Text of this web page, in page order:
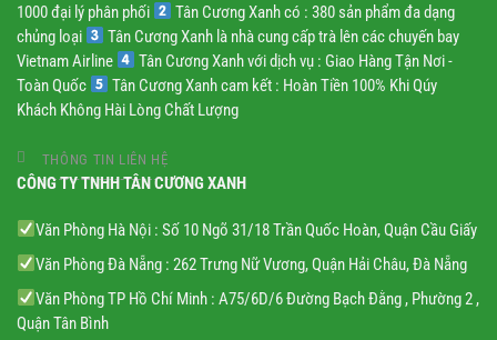
1000 đại lý phân phối
Tân Cương Xanh có : 380 sản phẩm đa dạng
chủng loại
Tân Cương Xanh là nhà cung cấp trà lên các chuyến bay
Vietnam Airline
Tân Cương Xanh với dịch vụ : Giao Hàng Tận Nơi -
Toàn Quốc
Tân Cương Xanh cam kết : Hoàn Tiền 100% Khi Qúy
Khách Không Hài Lòng Chất Lượng
THÔNG TIN LIÊN HỆ
CÔNG TY TNHH TÂN CƯƠNG XANH
Văn Phòng Hà Nội : Số 10 Ngõ 31/18 Trần Quốc Hoàn, Quận Cầu Giấy
Văn Phòng Đà Nẵng : 262 Trưng Nữ Vương, Quận Hải Châu, Đà Nẵng
Văn Phòng TP Hồ Chí Minh : A75/6D/6 Đường Bạch Đằng , Phường 2 ,
Quận Tân Bình